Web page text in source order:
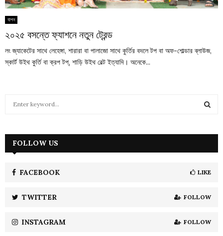
যাপন
২০২৫ বসন্তে ফ্যাশনে নতুন ট্রেন্ড
লং জ্যাকেটের সাথে লেহেঙ্গা, শারারা বা পালাজো সাথে কুর্তির বদলে টপ বা অফ-শোল্ডার ব্লাউজ,
স্কার্ট উইথ কুর্তি বা ক্রপ টপ্, শাড়ি উইথ বেল্ট ইত্যাদি। অনেকে...
h
H
FOLLOW US
FACEBOOK LIKE
TWITTER FOLLOW
INSTAGRAM FOLLOW